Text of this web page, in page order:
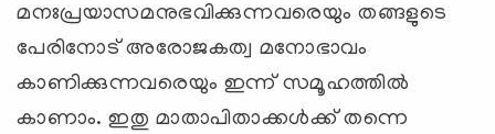
മനഃപ്രയാസമനുഭവിക്കുന്നവരെയും തങ്ങളുടെ
പേരിനോട് അരോജകത്വ മനോഭാവം
കാണിക്കുന്നവരെയും ഇന്ന് സമൂഹത്തില്‍
കാണാം. ഇതു മാതാപിതാക്കള്‍ക്ക് തന്നെ